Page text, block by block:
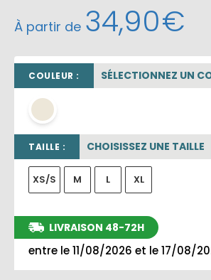
À partir de 34,90€
COULEUR : SÉLECTIONNEZ UN
TAILLE : CHOISISSEZ UNE TAILLE
XS/S M L XL
LIVRAISON 48-72H
entre le 11/08/2026 et le 17/08/